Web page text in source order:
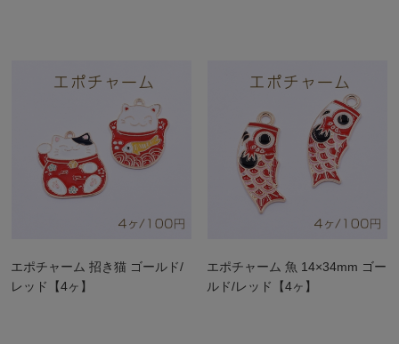
エポチャーム 招き猫 ゴールド/
レッド【4ヶ】
エポチャーム 魚 14×34mm ゴー
ルド/レッド【4ヶ】